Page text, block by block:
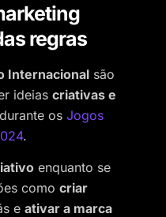
regras
Internacionalsão
ideias criativas e
os Jogos
.
enquanto se
como criar
e ativar a marca